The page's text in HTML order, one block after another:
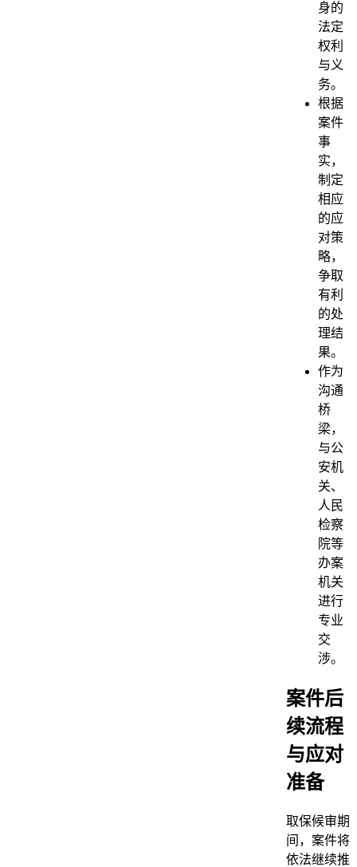
身的
法定
权利
与义
务。
根据
案件
事
实，
制定
相应
的应
对策
略，
争取
有利
的处
理结
果。
作为
沟通
桥
梁，
与公
安机
关、
人民
检察
院等
办案
机关
进行
专业
交
涉。
案件后
续流程
与应对
准备
取保候审期
间，案件将
依法继续推